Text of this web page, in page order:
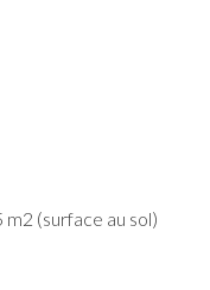
(surface au sol)